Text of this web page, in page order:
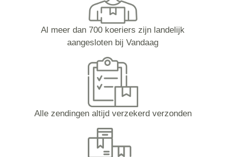
Al meer dan 700 koeriers zijn landelijk
aangesloten bij Vandaag
Alle zendingen altijd verzekerd verzonden